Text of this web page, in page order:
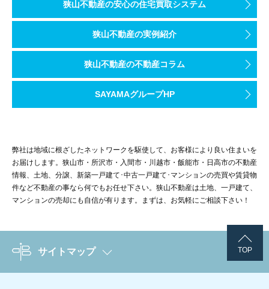
書斎・趣味部屋
独立した推し活部屋を設ける場合も、出入口付近へ収納
写真3挿入位置：部屋別レイアウト部分。ベッドや出入口から展示
賃貸住宅で地震対策をするときの注意点
賃貸住宅でも、家具配置の見直し、重い物を下段へ移す、
道路から住宅内部が見えすぎる状態はプライバシーに
夜間の明るさと人目
玄関までの通路、駐車スペース、勝手口、建物側面が
足場になり得る物の配置
地域の防犯情報を確認する
埼玉県警察や各自治体では、犯罪の発生状況や防犯に
狭山不動産にご相談いただく際に整理する条
狭山不動産で住まい探しをご相談いただく際には、
住宅レジリエンスを含む住宅購入の条件を相談する
復旧しやすい住まいを選ぶための基本ステップ
候補地で想定される災害と避難情報を確認する
家族が災害時に必要とする電気、水、衛生、情報手
敷地の高低差、排水、接道、周辺道路を現地で確認す
建物構造、外装、設備配置、点検口、修理動線を確認
停電や断水時の代替手段と備蓄場所を整理する
時間帯による日当たりや周辺環境の違いも確認したい
夏の内見は何時に行く？時間帯別チェック
見学する物件の優先順位に迷っていませんか？
狭山市・入間市・所沢市周辺で新築戸建を検討する
季節や家族構成の変化に合わせて、内容と保管場所
1週間分の防災備蓄を確認するチェックリスト
主食・主菜・副菜・補食の偏りを確認した
飲料水を1人1日3リットルの目安で確認した
加熱しなくても食べられる食品を用意した
カセットコンロ、ボンベ、缶切り、紙皿など
固定器具は説明書に従って使用してください。
家具の重量や高さ、壁・天井の構造によって適切な方法
賃貸住宅で壁に穴を開けられない場合
賃貸住宅では、壁へのねじ止めが認められていない場合
部屋別に確認したい家具の位置と転倒防止
子ども部屋
本棚をベッドや学習机の正面から外し、重い本は下段へ収
リビング・ダイニング
戸建住宅では、床下収納、パントリー、玄関収納な
注文住宅・新築戸建で考えたい防災収納
注文住宅では設計段階から備蓄量を見える化し、新築
備蓄しやすい収納や生活動線を考える
注文住宅でパントリーや防災収納を計画する際の相談
災害時のトイレと地震発生時の行動も確認する
注文住宅・新築戸建で耐震と避難をどう考える
住まい選びでは、建物の耐震性と、地震後も安全に行
確認しやすい点
新築戸建 完成した建物や図面を基に動線を確認で
中古住宅 建物状態と周辺環境を現地で確認できる
地震への備えを間取りから考えたい方へ
最初に、現在の家族構成と自宅避難時の使い方を整理
断水や防災を含めた住まいづくりを検討する方へ
注文住宅で収納・動線・設備計画を考える際の相談先
住まい選びの考え方を続けて確認する方へ
狭山不動産のスタッフブログで住宅購入や暮らしの関
防災も含めて戸建ての条件を整理したい方へ
狭山市・入間市・所沢市周辺で注文住宅や新築戸建
新築戸建で検討する場合
新築戸建では、建物と敷地の使い方を実際の状態や計
変形地を生かした注文住宅を検討する方へ
敷地条件に合わせた住まいづくりの考え方は、狭山
土地選びや間取りに関する情報を確認する
住宅購入や土地探しに関する考え方は、スタッフブ
変形地や住まい選びに関連するスタッフブログを確認
狭山不動産の安心の住宅買取システム
狭山不動産の実例紹介
狭山不動産の不動産コラム
SAYAMAグループHP
弊社は地域に根ざしたネットワークを駆使して、お客様により良い住まいを
お届けします。狭山市・所沢市・入間市・川越市・飯能市・日高市の不動産
情報、土地、分譲、新築一戸建て･中古一戸建て･マンションの売買や賃貸物
件など不動産の事なら何でもお任せ下さい。狭山不動産は土地、一戸建て、
マンションの売却にも自信が有ります。まずは、お気軽にご相談下さい！
TOP
サイトマップ